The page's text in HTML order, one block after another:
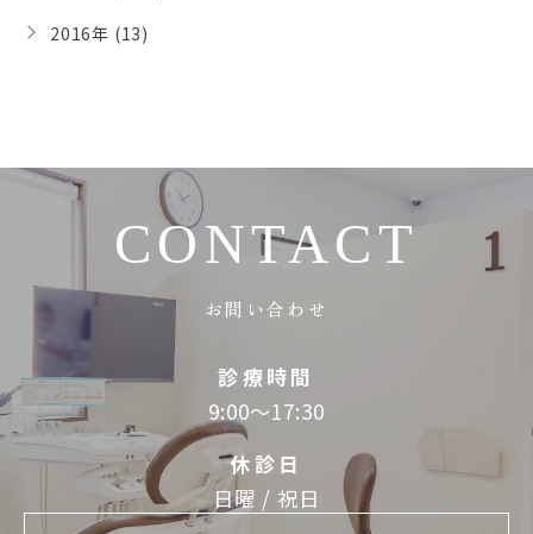
2016年 (13)
CONTACT
お問い合わせ
診療時間
9:00～17:30
休診日
日曜 / 祝日